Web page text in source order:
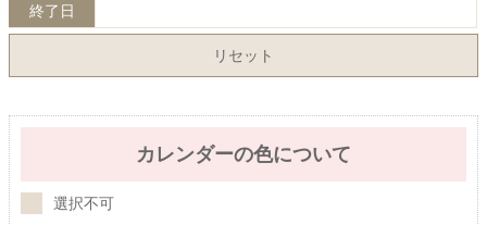
終了日
リセット
カレンダーの色について
選択不可